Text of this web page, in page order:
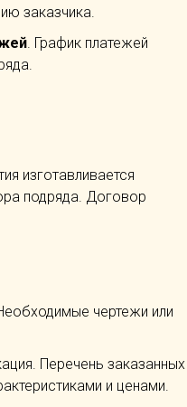
заказчика.
. График платежей
изготавливается
подряда. Договор
чертежи или
Перечень заказанных
и ценами.